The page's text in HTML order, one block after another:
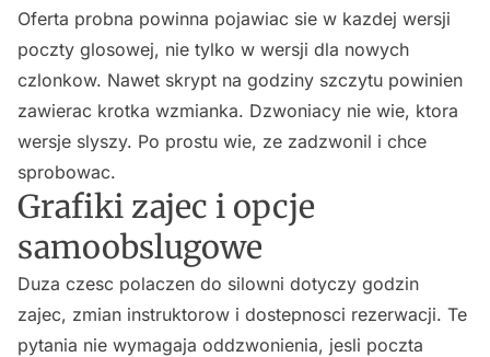
Oferta probna powinna pojawiac sie w kazdej wersji
poczty glosowej, nie tylko w wersji dla nowych
czlonkow. Nawet skrypt na godziny szczytu powinien
zawierac krotka wzmianka. Dzwoniacy nie wie, ktora
wersje slyszy. Po prostu wie, ze zadzwonil i chce
sprobowac.
Grafiki zajec i opcje
samoobslugowe
Duza czesc polaczen do silowni dotyczy godzin
zajec, zmian instruktorow i dostepnosci rezerwacji. Te
pytania nie wymagaja oddzwonienia, jesli poczta